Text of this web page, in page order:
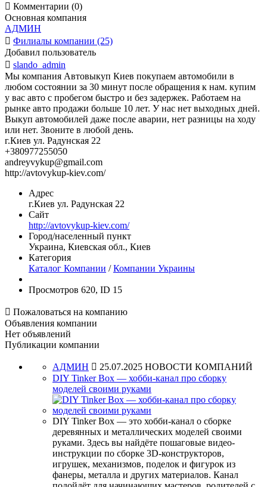
 Комментарии (0)
Основная компания
АДМИН
 Филиалы компании (25)
Добавил пользователь
 slando_admin
Мы компания Автовыкуп Киев покупаем автомобили в
любом состоянии за 30 минут после обращения к нам. купим
у вас авто с пробегом быстро и без задержек. Работаем на
рынке авто продажи больше 10 лет. У нас нет выходных дней.
Выкуп автомобилей даже после аварии, нет разницы на ходу
или нет. Звоните в любой день.
г.Киев ул. Радунская 22
+380977255050
andreyvykup@gmail.com
http://avtovykup-kiev.com/
Адрес
г.Киев ул. Радунская 22
Сайт
http://avtovykup-kiev.com/
Город/населенный пункт
Украина, Киевская обл., Киев
Категория
Каталог Компании /Компании Украины
Просмотров 620, ID 15
 Пожаловаться на компанию
Объявления компании
Нет объявлений
Публикации компании
АДМИН  25.07.2025 НОВОСТИ КОМПАНИЙ
DIY Tinker Box — хобби-канал про сборку
моделей своими руками
DIY Tinker Box — это хобби-канал о сборке
деревянных и металлических моделей своими
руками. Здесь вы найдёте пошаговые видео-
инструкции по сборке 3D-конструкторов,
игрушек, механизмов, поделок и фигурок из
фанеры, металла и других материалов. Канал